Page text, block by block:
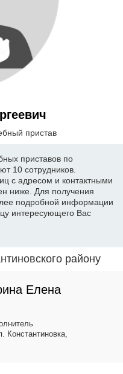
пристав
приставов по
10 сотрудников.
с адресом и контактными
ниже. Для получения
подробной информации
интересующего Вас
району
Елена
Константиновка,